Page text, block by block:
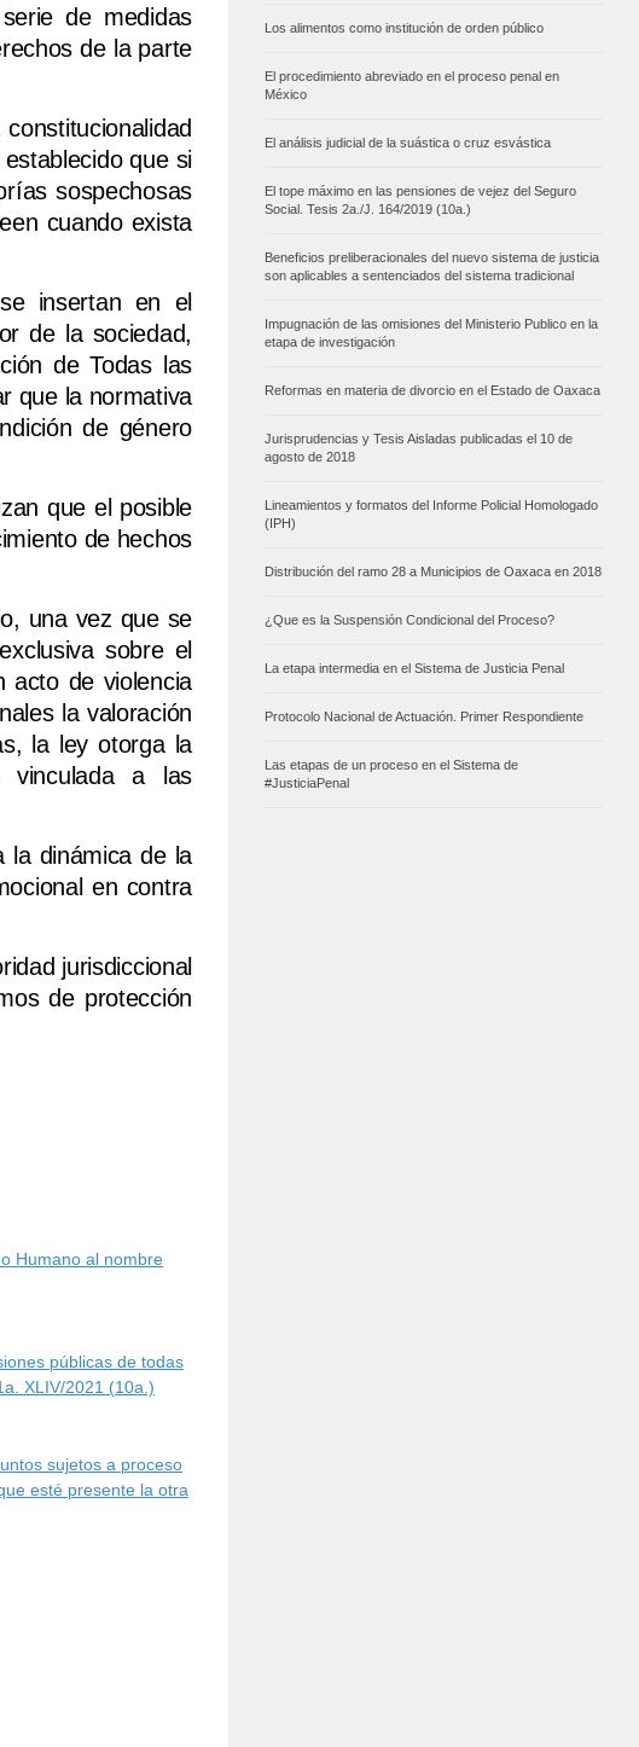
de medidas
de la parte
que si
sospechosas
cuando exista
insertan en el
de la sociedad,
de Todas las
que la normativa
de género
que el posible
de hechos
una vez que se
sobre el
acto de violencia
la valoración
la ley otorga la
vinculada a las
la dinámica de la
en contra
jurisdiccional
de protección
Humano al nombre
públicas de todas
XLIV/2021 (10a.)
sujetos a proceso
esté presente la otra
Los alimentos como institución de orden público
El procedimiento abreviado en el proceso penal en
México
El análisis judicial de la suástica o cruz esvástica
El tope máximo en las pensiones de vejez del Seguro
Social. Tesis 2a./J. 164/2019 (10a.)
Beneficios preliberacionales del nuevo sistema de justicia
son aplicables a sentenciados del sistema tradicional
Impugnación de las omisiones del Ministerio Publico en la
etapa de investigación
Reformas en materia de divorcio en el Estado de Oaxaca
Jurisprudencias y Tesis Aisladas publicadas el 10 de
agosto de 2018
Lineamientos y formatos del Informe Policial Homologado
(IPH)
Distribución del ramo 28 a Municipios de Oaxaca en 2018
¿Que es la Suspensión Condicional del Proceso?
La etapa intermedia en el Sistema de Justicia Penal
Protocolo Nacional de Actuación. Primer Respondiente
Las etapas de un proceso en el Sistema de
#JusticiaPenal